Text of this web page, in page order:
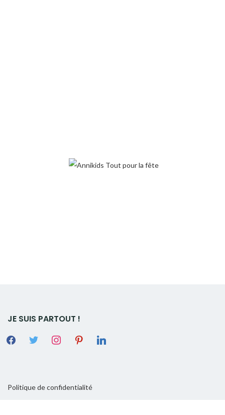
JE SUIS PARTOUT !
Politique de confidentialité